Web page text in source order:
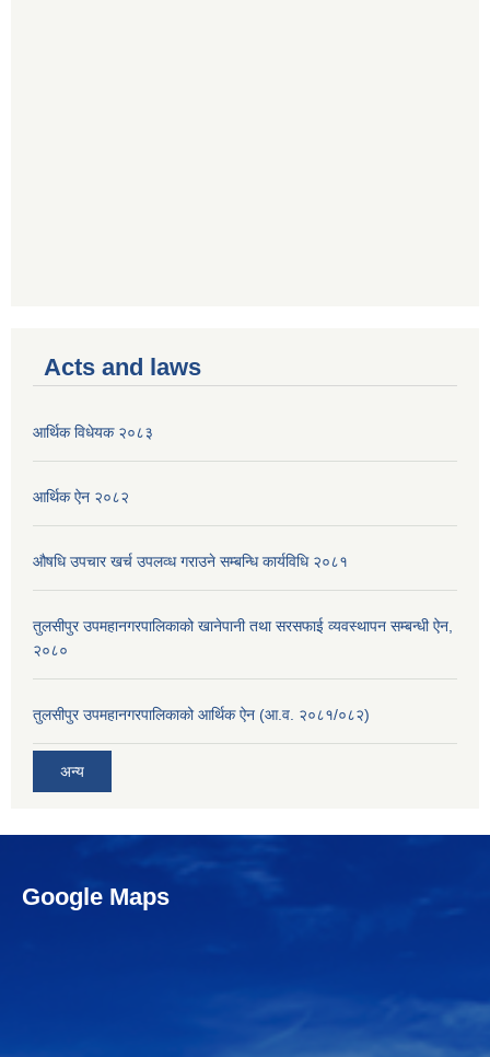
Acts and laws
आर्थिक विधेयक २०८३
आर्थिक ऐन २०८२
औषधि उपचार खर्च उपलव्ध गराउने सम्बन्धि कार्यविधि २०८१
तुलसीपुर उपमहानगरपालिकाको खानेपानी तथा सरसफाई व्यवस्थापन सम्बन्धी ऐन,
२०८०
तुलसीपुर उपमहानगरपालिकाको आर्थिक ऐन (आ.व. २०८१/०८२)
अन्य
Google Maps